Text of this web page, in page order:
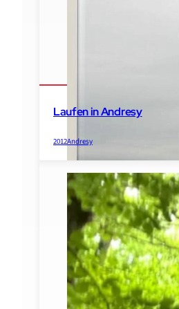
Laufen in Andresy
2012Andresy